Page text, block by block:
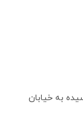
به خیابان